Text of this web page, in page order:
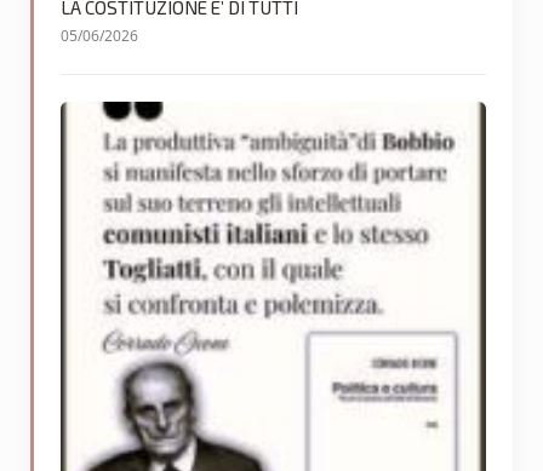
LA COSTITUZIONE E’ DI TUTTI
05/06/2026